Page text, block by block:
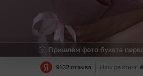
Пришлем фото букета
9132 отзыва Наш рейтинг